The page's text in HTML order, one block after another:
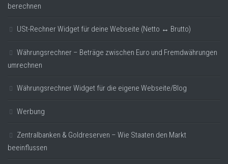
berechnen
USt-Rechner Widget für deine Webseite (Netto ↔ Brutto)
Währungsrechner – Beträge zwischen Euro und Fremdwährungen
umrechnen
Währungsrechner Widget für die eigene Webseite/Blog
Werbung
Zentralbanken & Goldreserven – Wie Staaten den Markt
beeinflussen